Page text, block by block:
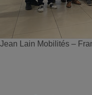
Jean Lain Mobilités –